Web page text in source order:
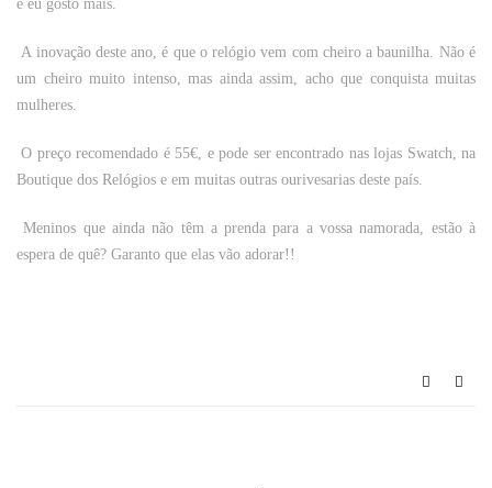
e eu gosto mais.
A inovação deste ano, é que o relógio vem com cheiro a baunilha. Não é
um cheiro muito intenso, mas ainda assim, acho que conquista muitas
mulheres.
O preço recomendado é 55€, e pode ser encontrado nas lojas Swatch, na
Boutique dos Relógios e em muitas outras ourivesarias deste país.
Meninos que ainda não têm a prenda para a vossa namorada, estão à
espera de quê? Garanto que elas vão adorar!!